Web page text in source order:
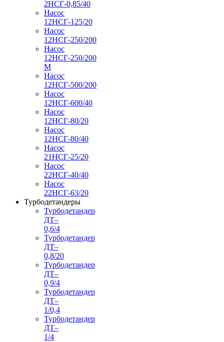
2НСГ-0,85/40
Насос
12НСГ-125/20
Насос
12НСГ-250/200
Насос
12НСГ-250/200
М
Насос
12НСГ-500/200
Насос
12НСГ-600/40
Насос
12НСГ-80/20
Насос
12НСГ-80/40
Насос
21НСГ-25/20
Насос
22НСГ-40/40
Насос
22НСГ-63/20
Турбодетандеры
Турбодетандер
ДТ–
0,6/4
Турбодетандер
ДТ–
0,8/20
Турбодетандер
ДТ–
0,9/4
Турбодетандер
ДТ–
1/0,4
Турбодетандер
ДТ–
1/4